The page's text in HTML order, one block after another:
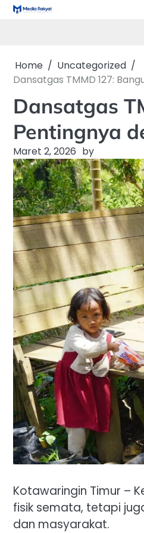
Skip
Home
Uncategorized
Dansatgas TMMD 127:
Dansatgas
Pentingnya
Maret 2, 2026 by
Kotawaringin Timur –
fisik semata, tetapi
dan masyarakat.